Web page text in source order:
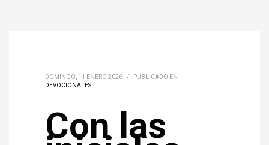
DOMINGO, 11 ENERO 2026 /
PUBLICADO EN
DEVOCIONALES
Con las